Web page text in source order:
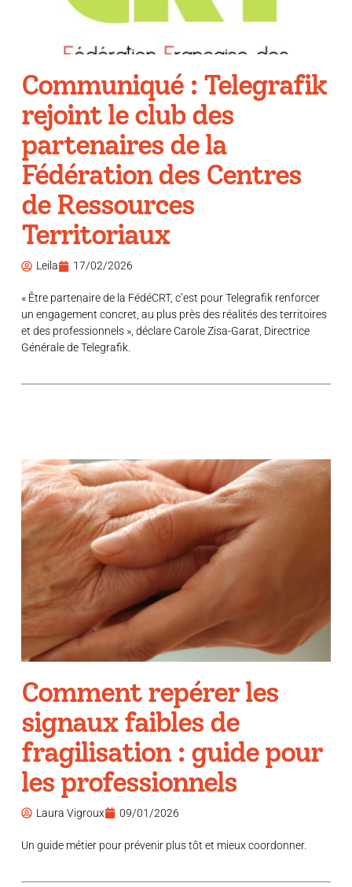
Communiqué : Telegrafik
rejoint le club des
partenaires de la
Fédération des Centres
de Ressources
Territoriaux
Leila 17/02/2026
« Être partenaire de la FédéCRT, c’est pour Telegrafik renforcer
un engagement concret, au plus près des réalités des territoires
et des professionnels », déclare Carole Zisa-Garat, Directrice
Générale de Telegrafik.
Comment repérer les
signaux faibles de
fragilisation : guide pour
les professionnels
Laura Vigroux 09/01/2026
Un guide métier pour prévenir plus tôt et mieux coordonner.